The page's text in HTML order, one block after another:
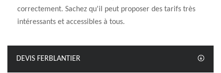
correctement. Sachez qu'il peut proposer des tarifs très
intéressants et accessibles à tous.
DEVIS FERBLANTIER